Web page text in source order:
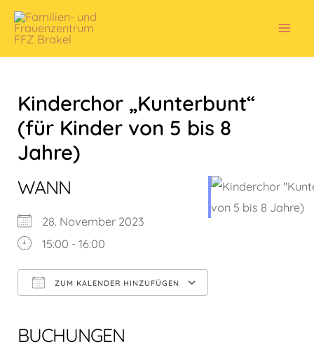
Zum
Inhalt
Kinderchor „Kunterbunt“
(für Kinder von 5 bis 8
Jahre)
WANN
28. November 2023
15:00 - 16:00
ZUM KALENDER HINZUFÜGEN
BUCHUNGEN